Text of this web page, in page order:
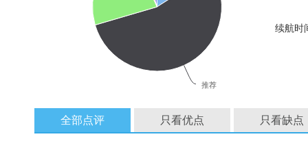
推荐
续航时
全部点评 只看优点 只看缺点